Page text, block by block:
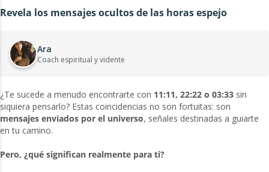
Revela los mensajes ocultos de las horas espejo
Ara
Coach espiritual y vidente
¿Te sucede a menudo encontrarte con 11:11, 22:22 o 03:33 sin
siquiera pensarlo? Estas coincidencias no son fortuitas: son
mensajes enviados por el universo, señales destinadas a guiarte
en tu camino.
Pero, ¿qué significan realmente para ti?